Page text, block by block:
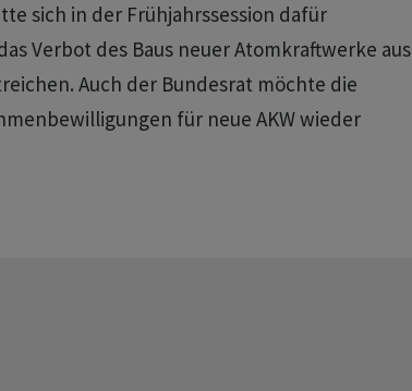
sich in der Frühjahrssession dafür
Verbot des Baus neuer Atomkraftwerke aus
Auch der Bundesrat möchte die
für neue AKW wieder